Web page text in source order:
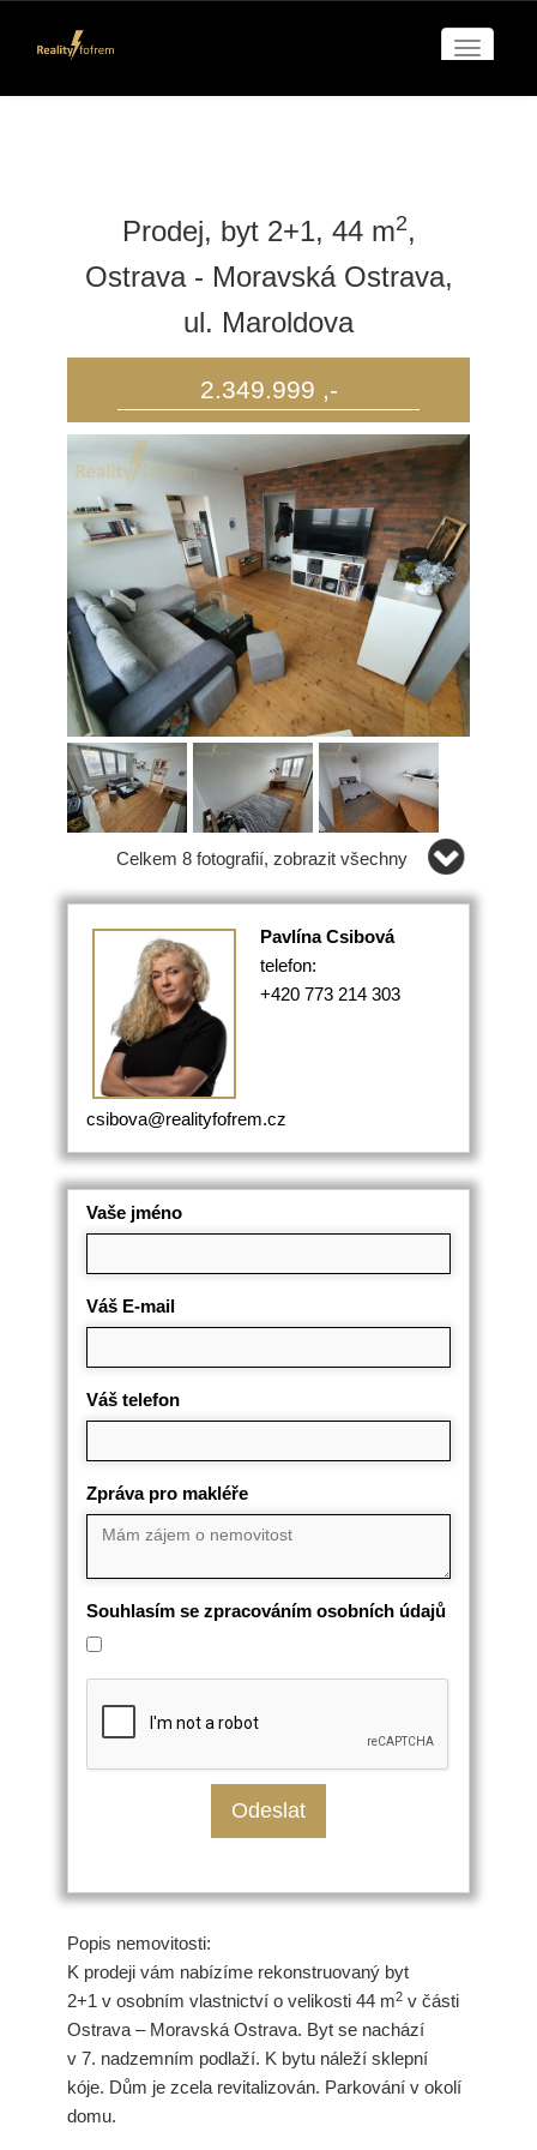
Prodej, byt 2+1, 44 m2,
Ostrava - Moravská Ostrava,
ul. Maroldova
2.349.999 ,-
Celkem 8 fotografií, zobrazit všechny
Pavlína Csibová
telefon:
+420 773 214 303
csibova@realityfofrem.cz
Vaše jméno
Váš E-mail
Váš telefon
Zpráva pro makléře
Souhlasím se zpracováním osobních údajů
Popis nemovitosti:
K prodeji vám nabízíme rekonstruovaný byt
2+1 v osobním vlastnictví o velikosti 44 m2 v části
Ostrava – Moravská Ostrava. Byt se nachází
v 7. nadzemním podlaží. K bytu náleží sklepní
kóje. Dům je zcela revitalizován. Parkování v okolí
domu.